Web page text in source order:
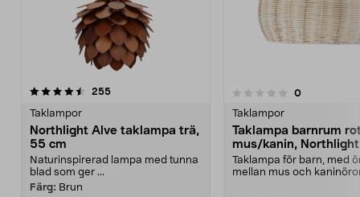
255recensioner
Taklampor
Northlight Alve taklampa trä,
55 cm
Naturinspirerad lampa med tunna
blad som ger ...
Färg: Brun
0.0 av 5 stjärnor 0recensioner
Taklampor
Taklampa barnrum
mus/kanin, Northlight
Taklampa för barn, med
mellan mus och
4.5 av 5 stjärnor